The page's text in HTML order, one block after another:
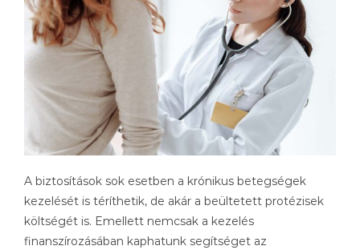
A biztosítások sok esetben a krónikus betegségek
kezelését is téríthetik, de akár a beültetett protézisek
költségét is. Emellett nemcsak a kezelés
finanszírozásában kaphatunk segítséget az